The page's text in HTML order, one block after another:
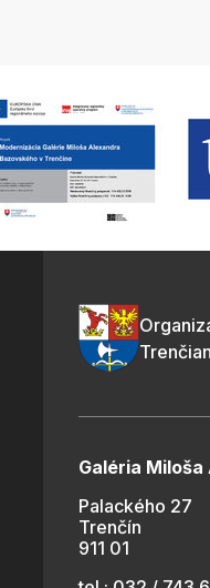
Galéria
Palackého 27
Trenčín
911 01